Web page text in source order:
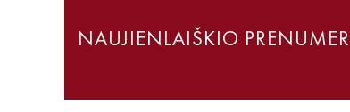
NAUJIENLAIŠKIO